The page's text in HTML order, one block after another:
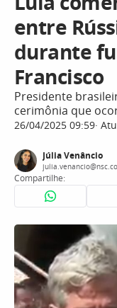
entre
durante
Francisco
Presidente
cerimônia que
26/04/2025 09:59
Júlia Venâncio
Compartilhe: